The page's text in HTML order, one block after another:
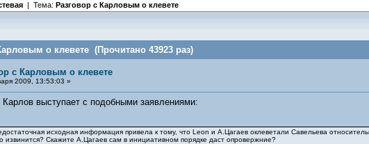
| Тема: Разговор с Карловым о клевете
о клевете (Прочитано 43923 раз)
с Карловым о клевете
2009, 13:53:03 »
выступает с подобными заявлениями:
исходная информация привела к тому, что Leon и А.Цагаев оклеветали Савельева
извинится? Скажите А.Цагаев сам в инициативном порядке даст опровержние?